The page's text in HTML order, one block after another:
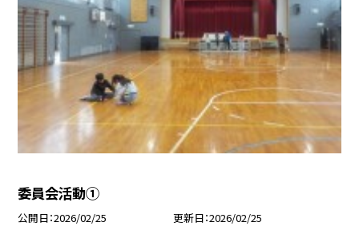
委員会活動①
公開日 2026/02/25 更新日 2026/02/25